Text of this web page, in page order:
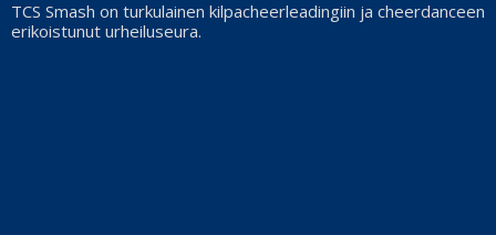
TCS Smash on turkulainen kilpacheerleadingiin ja cheerdanceen
erikoistunut urheiluseura.